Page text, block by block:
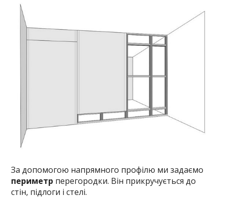
За допомогою напрямного профілю ми задаємо
периметр перегородки. Він прикручується до
стін, підлоги і стелі.